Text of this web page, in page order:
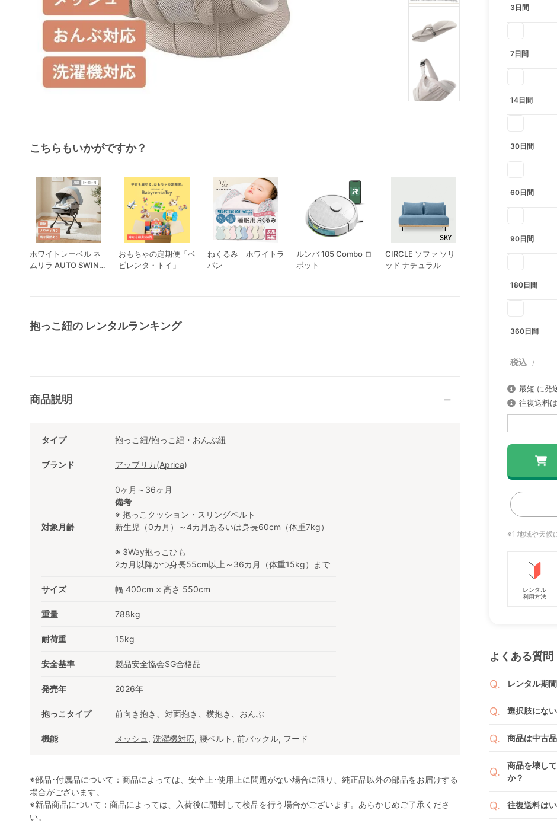
3日間
7日間
14日間
30日間
60日間
90日間
180日間
360日間
最短 に発
往復送料
※1 地域や天候
レンタル
利用方法
よくある質問
レンタル期
ります。
者（佐川急
選択肢にな
です。
くか、もし
い。
商品は中古
す。
新品商品は
ます。
商品を壊し
か？
ご注文時に
往復送料は
こちらもいかがですか？
ホワイトレーベル ネ
ムリラ AUTO SWING
おもちゃの定期便「ベ
ビレンタ・トイ」
ねくるみ ホワイトラ
パン
ルンバ 105 Combo ロ
ボット
CIRCLE ソファ ソリ
ッド ナチュラル
抱っこ紐の レンタルランキング
商品説明
タイプ 抱っこ紐/抱っこ紐・おんぶ紐
ブランド アップリカ(Aprica)
対象月齢
0ヶ月～36ヶ月
備考
※ 抱っこクッション・スリングベルト
新生児（0カ月）～4カ月あるいは身長60cm（体重7kg）
※ 3Way抱っこひも
2カ月以降かつ身長55cm以上～36カ月（体重15kg）まで
サイズ 幅 400cm × 高さ 550cm
重量 788kg
耐荷重 15kg
安全基準 製品安全協会SG合格品
発売年 2026年
抱っこタイプ 前向き抱き、対面抱き、横抱き、おんぶ
機能 メッシュ , 洗濯機対応, 腰ベルト, 前バックル, フード
※部品･付属品について：商品によっては、安全上･使用上に問題がない場合に限り、純正品以外の部品をお届けする
場合がございます。
※新品商品について：商品によっては、入荷後に開封して検品を行う場合がございます。あらかじめご了承くださ
い。